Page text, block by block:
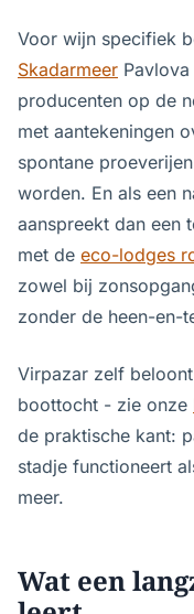
Voor wijn specifiek
Skadarmeer
producenten op de
met aantekeningen
spontane
worden. En als een
aanspreekt dan een
met de eco-lodges
zowel bij
zonder de heen-en-
Virpazar zelf
boottocht - zie onze
de praktische kant:
stadje functioneert
meer.
Wat een